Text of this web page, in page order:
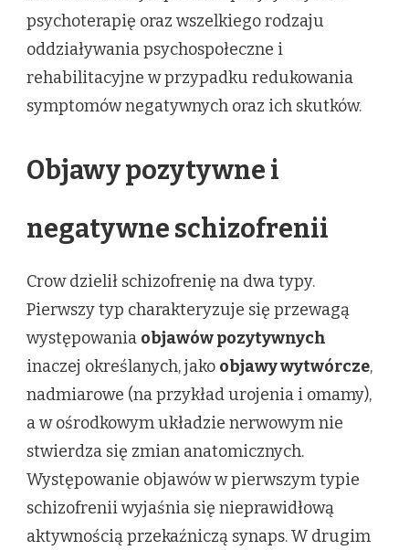
psychoterapię oraz wszelkiego rodzaju
oddziaływania psychospołeczne i
rehabilitacyjne w przypadku redukowania
symptomów negatywnych oraz ich skutków.
Objawy pozytywne i
negatywne schizofrenii
Crow dzielił schizofrenię na dwa typy.
Pierwszy typ charakteryzuje się przewagą
występowania objawów pozytywnych
inaczej określanych, jako objawy wytwórcze,
nadmiarowe (na przykład urojenia i omamy),
a w ośrodkowym układzie nerwowym nie
stwierdza się zmian anatomicznych.
Występowanie objawów w pierwszym typie
schizofrenii wyjaśnia się nieprawidłową
aktywnością przekaźniczą synaps. W drugim